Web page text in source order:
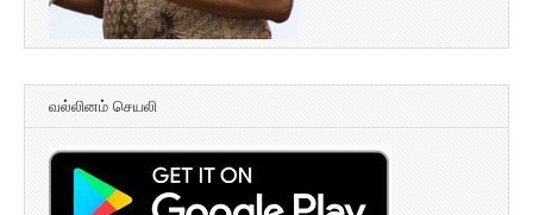
வல்லினம் செயலி